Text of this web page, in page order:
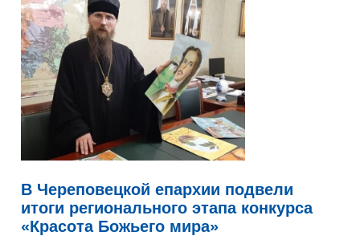
В Череповецкой епархии подвели
итоги регионального этапа конкурса
«Красота Божьего мира»